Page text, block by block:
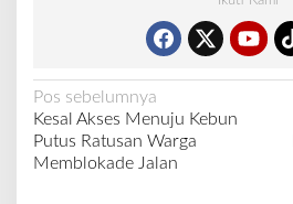
N
a
v
Pos sebelumnya
Kesal Akses Menuju Kebun
Putus Ratusan Warga
Memblokade Jalan